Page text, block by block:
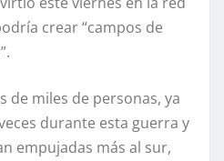
crear “campos de
de miles de personas, ya
durante esta guerra y
empujadas más al sur,